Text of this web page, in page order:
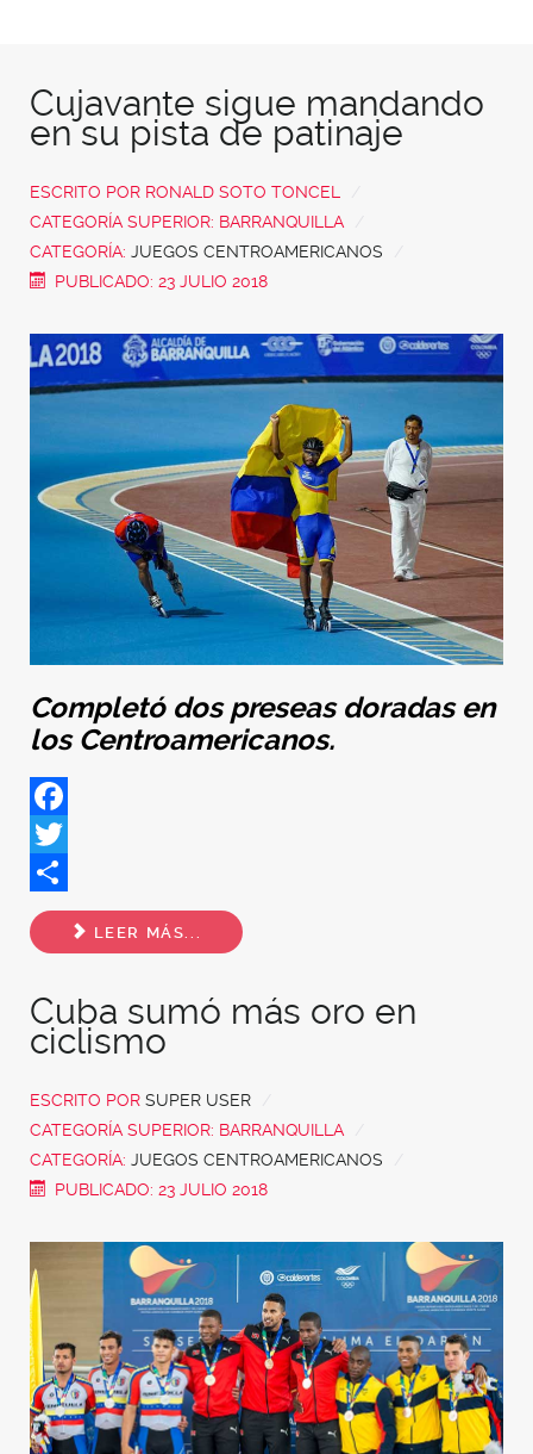
Cujavante sigue mandando
en su pista de patinaje
ESCRITO POR RONALD SOTO TONCEL
CATEGORÍA SUPERIOR: BARRANQUILLA
CATEGORÍA: JUEGOS CENTROAMERICANOS
PUBLICADO: 23 JULIO 2018
Completó dos preseas doradas en
los Centroamericanos.
Facebook
Twitter
Share
LEER MÁS...
Cuba sumó más oro en
ciclismo
ESCRITO POR SUPER USER
CATEGORÍA SUPERIOR: BARRANQUILLA
CATEGORÍA: JUEGOS CENTROAMERICANOS
PUBLICADO: 23 JULIO 2018